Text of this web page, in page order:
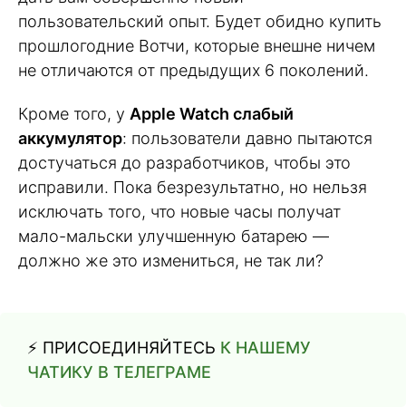
пользовательский опыт. Будет обидно купить
прошлогодние Вотчи, которые внешне ничем
не отличаются от предыдущих 6 поколений.
Кроме того, у Apple Watch слабый
аккумулятор: пользователи давно пытаются
достучаться до разработчиков, чтобы это
исправили. Пока безрезультатно, но нельзя
исключать того, что новые часы получат
мало-мальски улучшенную батарею —
должно же это измениться, не так ли?
⚡️ ПРИСОЕДИНЯЙТЕСЬ К НАШЕМУ
ЧАТИКУ В ТЕЛЕГРАМЕ